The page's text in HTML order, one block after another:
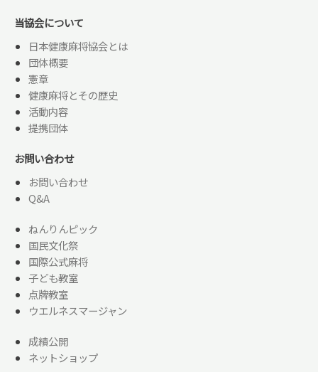
当協会について
日本健康麻将協会とは
団体概要
憲章
健康麻将とその歴史
活動内容
提携団体
お問い合わせ
お問い合わせ
Q&A
ねんりんピック
国民文化祭
国際公式麻将
子ども教室
点牌教室
ウエルネスマージャン
成績公開
ネットショップ